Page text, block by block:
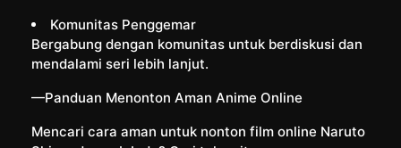
Komunitas Penggemar
Bergabung dengan komunitas untuk berdiskusi dan
mendalami seri lebih lanjut.
—Panduan Menonton Aman Anime Online
Mencari cara aman untuk nonton film online Naruto